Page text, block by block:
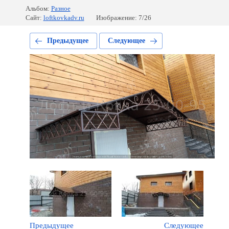
Альбом: Разное
Сайт: loftkovkadv.ru Изображение: 7/26
Предыдущее Следующее
Предыдущее Следующее